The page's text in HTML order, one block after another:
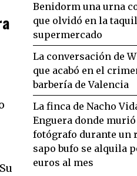
Benidorm una urna
que olvidó en la
supermercado
La conversación de
que acabó en el
barbería de Valencia
La finca de Nacho
Enguera donde
fotógrafo durante un
sapo bufo se alquila
euros al mes